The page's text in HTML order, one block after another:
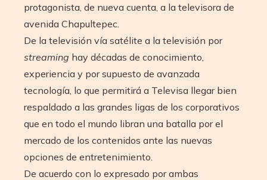
protagonista, de nueva cuenta, a la televisora de
avenida Chapultepec.
De la televisión vía satélite a la televisión por
streaming hay décadas de conocimiento,
experiencia y por supuesto de avanzada
tecnología, lo que permitirá a Televisa llegar bien
respaldado a las grandes ligas de los corporativos
que en todo el mundo libran una batalla por el
mercado de los contenidos ante las nuevas
opciones de entretenimiento.
De acuerdo con lo expresado por ambas